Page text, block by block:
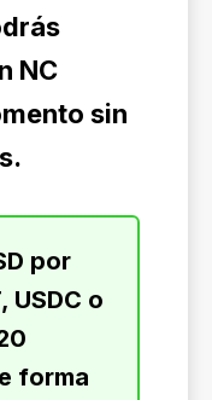
NC
sin
por
USDC o
forma